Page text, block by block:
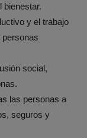
bienestar.
y el trabajo
social,
las personas a
seguros y